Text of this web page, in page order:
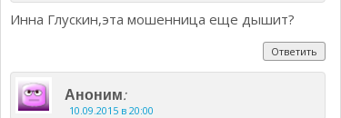
Инна Глускин,эта мошенница еще дышит?
Ответить
Аноним:
10.09.2015 в 20:00